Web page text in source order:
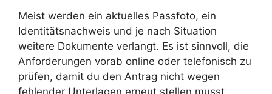
Meist werden ein aktuelles Passfoto, ein
Identitätsnachweis und je nach Situation
weitere Dokumente verlangt. Es ist sinnvoll, die
Anforderungen vorab online oder telefonisch zu
prüfen, damit du den Antrag nicht wegen
fehlender Unterlagen erneut stellen musst.